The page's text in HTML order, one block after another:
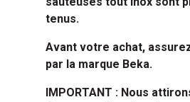
tenus.
Avant votre achat,
par la marque Beka.
IMPORTANT : Nous